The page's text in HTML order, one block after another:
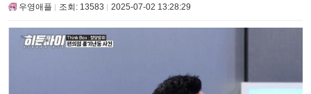
우영애플 조회: 13583 2025-07-02 13:28:29